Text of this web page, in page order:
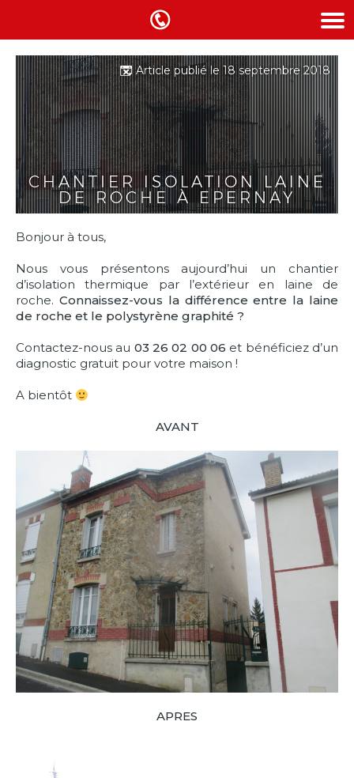
CHANTIER ISOLATION LAINE
DE ROCHE À EPERNAY
Article publié le 18 septembre 2018
Bonjour à tous,
Nous vous présentons aujourd’hui un chantier
d’isolation thermique par l’extérieur en laine de
roche. Connaissez-vous la différence entre la laine
de roche et le polystyrène graphité ?
Contactez-nous au 03 26 02 00 06 et bénéficiez d’un
diagnostic gratuit pour votre maison !
A bientôt
AVANT
APRES